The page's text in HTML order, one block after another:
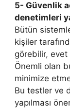
5- Güvenlik
denetimleri
Bütün
kişiler
görebilir, evet
Önemli olan
minimize
Bu testler ve
yapılması